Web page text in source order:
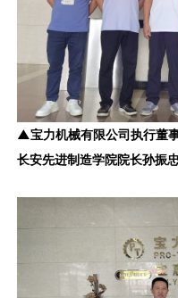
▲宝力机械有限公司执行董
长安先进制造学院院长孙振